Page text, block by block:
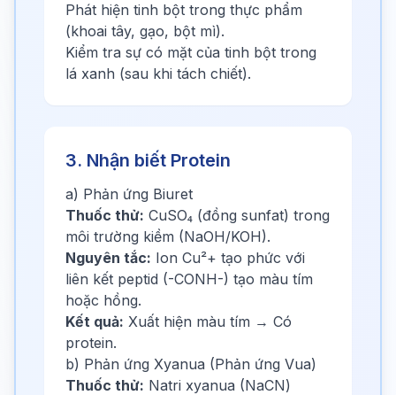
Phát hiện tinh bột trong thực phẩm
(khoai tây, gạo, bột mì).
Kiểm tra sự có mặt của tinh bột trong
lá xanh (sau khi tách chiết).
3. Nhận biết Protein
a) Phản ứng Biuret
Thuốc thử: CuSO₄ (đồng sunfat) trong
môi trường kiềm (NaOH/KOH).
Nguyên tắc: Ion Cu²+ tạo phức với
liên kết peptid (-CONH-) tạo màu tím
hoặc hồng.
Kết quả: Xuất hiện màu tím → Có
protein.
b) Phản ứng Xyanua (Phản ứng Vua)
Thuốc thử: Natri xyanua (NaCN)